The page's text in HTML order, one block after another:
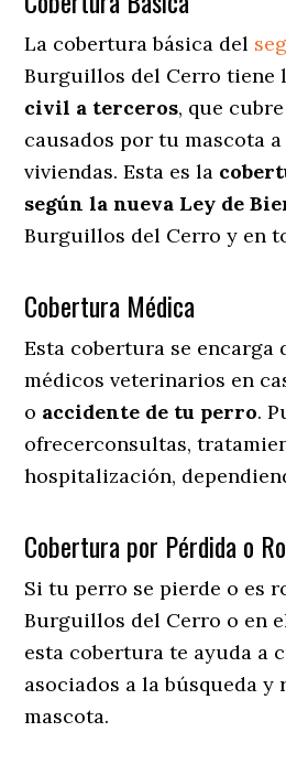
La cobertura básica del
Burguillos del Cerro tiene
civil a terceros, que
causados por tu mascota
viviendas. Esta es la
según la nueva Ley de
Burguillos del Cerro y en
Cobertura Médica
Esta cobertura se encarga
médicos veterinarios en
o accidente de tu perro.
ofrecerconsultas,
hospitalización,
Cobertura por Pérdida o
Si tu perro se pierde o es
Burguillos del Cerro o en
esta cobertura te ayuda a
asociados a la búsqueda
mascota.